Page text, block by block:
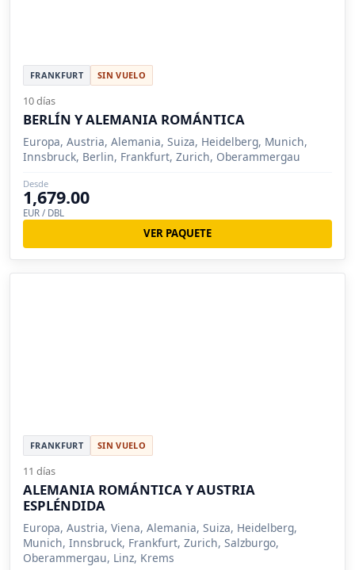
FRANKFURT SIN VUELO
10 días
BERLÍN Y ALEMANIA ROMÁNTICA
Europa, Austria, Alemania, Suiza, Heidelberg, Munich,
Innsbruck, Berlin, Frankfurt, Zurich, Oberammergau
Desde
1,679.00
EUR / DBL
VER PAQUETE
FRANKFURT SIN VUELO
11 días
ALEMANIA ROMÁNTICA Y AUSTRIA
ESPLÉNDIDA
Europa, Austria, Viena, Alemania, Suiza, Heidelberg,
Munich, Innsbruck, Frankfurt, Zurich, Salzburgo,
Oberammergau, Linz, Krems